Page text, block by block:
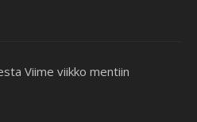
Viime viikko mentiin